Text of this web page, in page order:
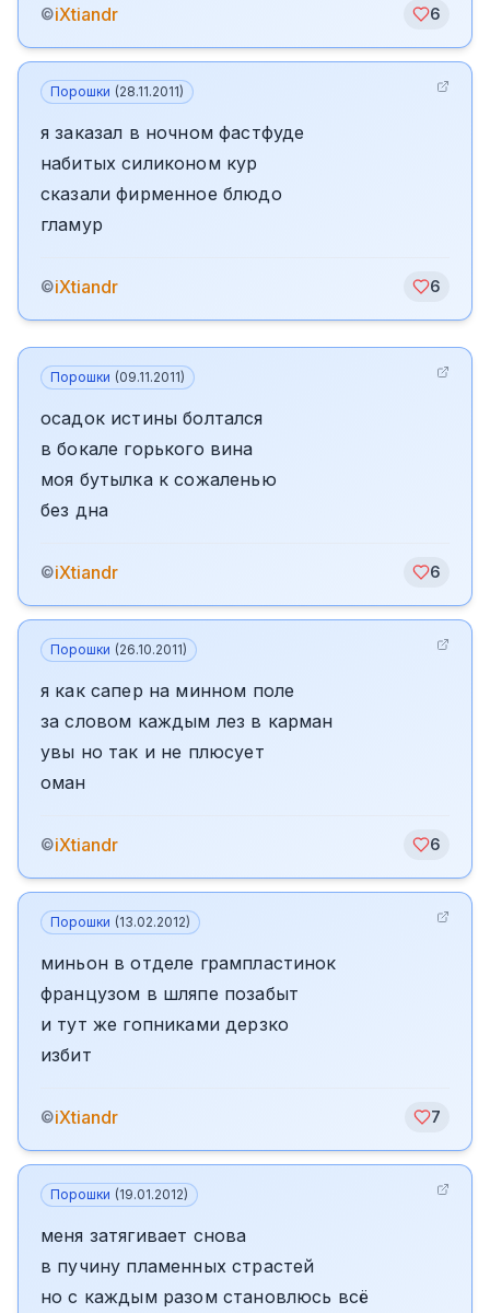
©iXtiandr 6
Порошки (28.11.2011)
я заказал в ночном фастфуде
набитых силиконом кур
сказали фирменное блюдо
гламур
©iXtiandr 6
Порошки (09.11.2011)
осадок истины болтался
в бокале горького вина
моя бутылка к сожаленью
без дна
©iXtiandr 6
Порошки (26.10.2011)
я как сапер на минном поле
за словом каждым лез в карман
увы но так и не плюсует
оман
©iXtiandr 6
Порошки (13.02.2012)
миньон в отделе грампластинок
французом в шляпе позабыт
и тут же гопниками дерзко
избит
©iXtiandr 7
Порошки (19.01.2012)
меня затягивает снова
в пучину пламенных страстей
но с каждым разом становлюсь всё